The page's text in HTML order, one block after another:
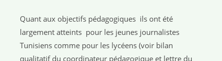
Quant aux objectifs pédagogiques ils ont été
largement atteints pour les jeunes journalistes
Tunisiens comme pour les lycéens (voir bilan
qualitatif du coordinateur pédagogique et lettre du